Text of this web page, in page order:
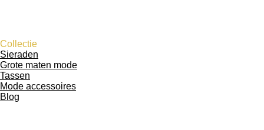
Collectie
Sieraden
Grote maten mode
Tassen
Mode accessoires
Blog